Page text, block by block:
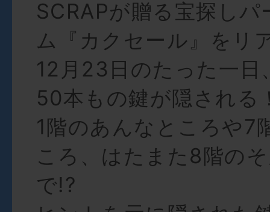
SCRAPが贈る宝探しパ
ム『カクセール』をリ
12月23日のたった一日
50本もの鍵が隠される
1階のあんなところや7
ころ、はたまた8階の
で!?